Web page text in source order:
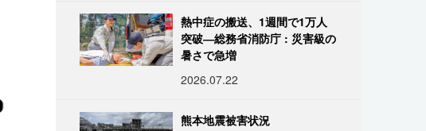
熱中症の搬送、1週間で1万人
突破―総務省消防庁 : 災害級の
暑さで急増
2026.07.22
熊本地震被害状況